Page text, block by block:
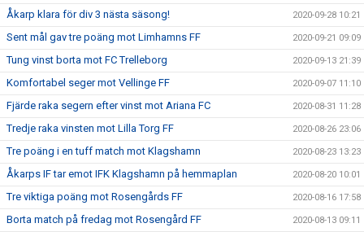
Åkarp klara för div 3 nästa säsong! 2020-09-28 10:21
Sent mål gav tre poäng mot Limhamns FF 2020-09-21 09:09
Tung vinst borta mot FC Trelleborg 2020-09-13 21:39
Komfortabel seger mot Vellinge FF 2020-09-07 11:10
Fjärde raka segern efter vinst mot Ariana FC 2020-08-31 11:28
Tredje raka vinsten mot Lilla Torg FF 2020-08-26 23:06
Tre poäng i en tuff match mot Klagshamn 2020-08-23 13:23
Åkarps IF tar emot IFK Klagshamn på hemmaplan 2020-08-20 10:01
Tre viktiga poäng mot Rosengårds FF 2020-08-16 17:58
Borta match på fredag mot Rosengård FF 2020-08-13 09:11